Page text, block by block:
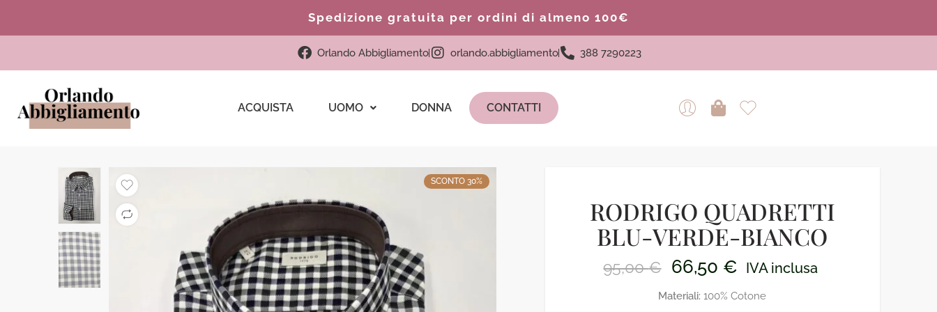
Spedizione gratuita per ordini di almeno 100€
Orlando Abbigliamento orlando.abbigliamento 388 7290223
ACQUISTA UOMO DONNA CONTATTI
SCONTO 30%
RODRIGO QUADRETTI
BLU-VERDE-BIANCO
95,00€ 66,50 € IVA inclusa
Materiali: 100% Cotone